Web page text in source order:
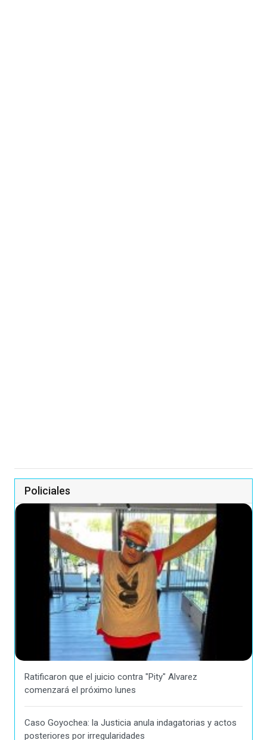
Policiales
Ratificaron que el juicio contra "Pity" Alvarez
comenzará el próximo lunes
Caso Goyochea: la Justicia anula indagatorias y actos
posteriores por irregularidades